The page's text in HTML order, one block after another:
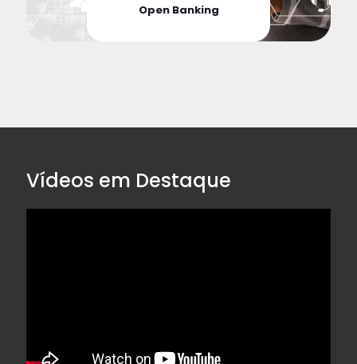
Open Banking
Vídeos em Destaque